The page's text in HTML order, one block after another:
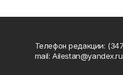
Телефон редакции:
mail: Ailestan@yandex.ru